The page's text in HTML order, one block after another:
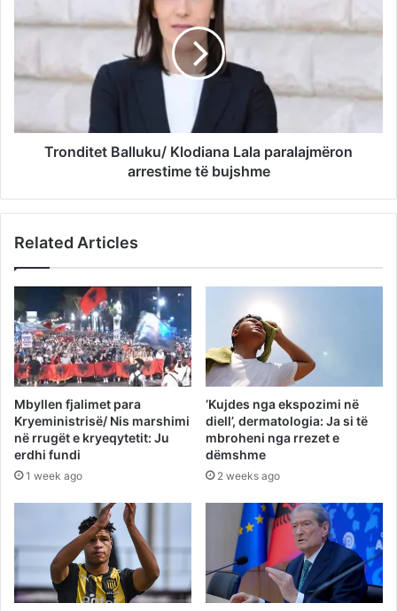
Tronditet Balluku/ Klodiana Lala paralajmëron
arrestime të bujshme
Related Articles
Mbyllen fjalimet para
Kryeministrisë/ Nis marshimi
në rrugët e kryeqytetit: Ju
erdhi fundi
1 week ago
‘Kujdes nga ekspozimi në
diell’, dermatologia: Ja si të
mbroheni nga rrezet e
dëmshme
2 weeks ago